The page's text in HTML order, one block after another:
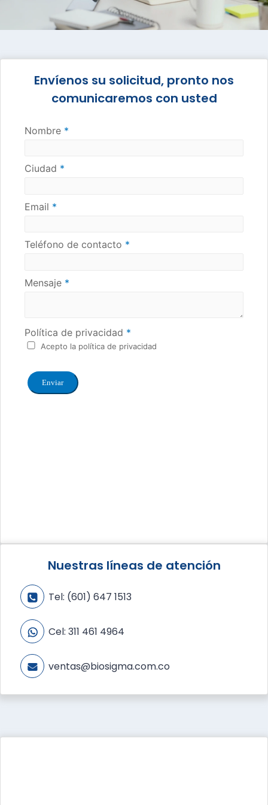
Envíenos su solicitud, pronto nos
comunicaremos con usted
Nuestras líneas de atención
Tel: (601) 647 1513
Cel: 311 461 4964
ventas@biosigma.com.co